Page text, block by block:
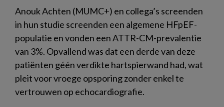
Anouk Achten (MUMC+) en collega’s screenden
in hun studie screenden een algemene HFpEF-
populatie en vonden een ATTR-CM-prevalentie
van 3%. Opvallend was dat een derde van deze
patiënten géén verdikte hartspierwand had, wat
pleit voor vroege opsporing zonder enkel te
vertrouwen op echocardiografie.